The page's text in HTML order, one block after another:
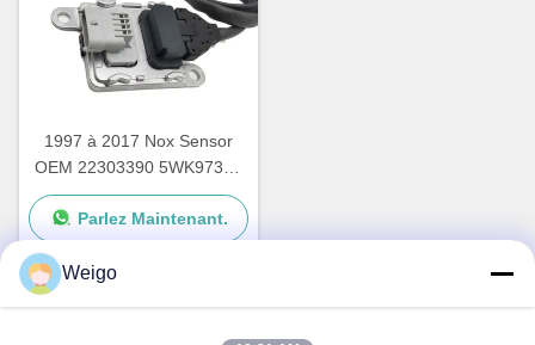
1997 à 2017 Nox Sensor
OEM 22303390 5WK97367
pour le VOL XC40 SUV
Parlez Maintenant.
Weigo